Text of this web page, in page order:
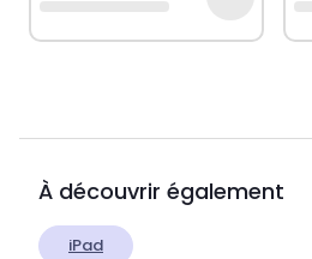
À découvrir également
iPad